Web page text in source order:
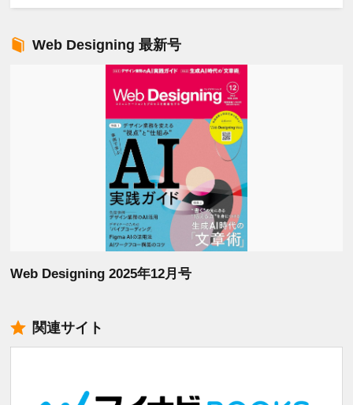
Web Designing 最新号
Web Designing 2025年12月号
関連サイト